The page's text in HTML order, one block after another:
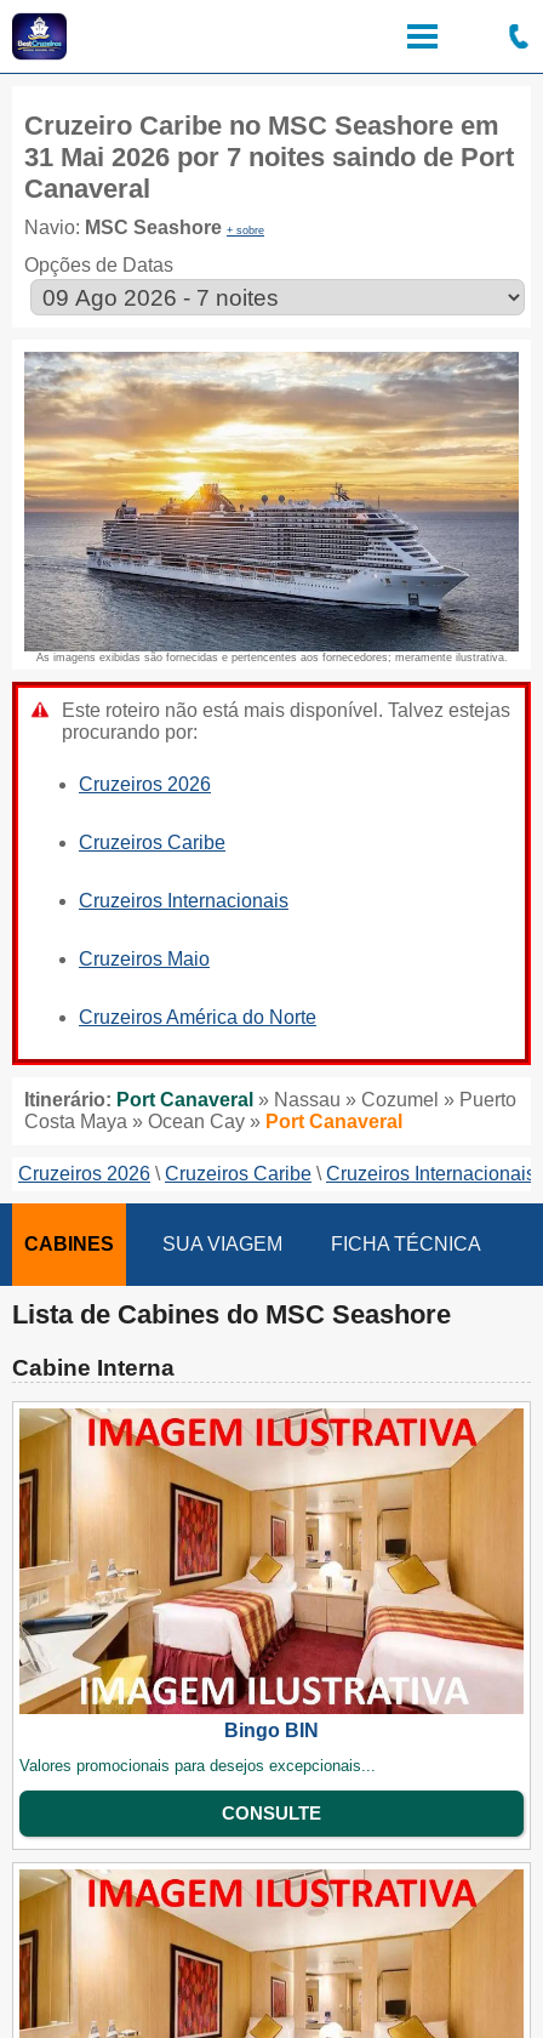
Cruzeiro Caribe no MSC Seashore em
31 Mai 2026 por 7 noites saindo de Port
Canaveral
Navio: MSC Seashore + sobre
Opções de Datas
As imagens exibidas são fornecidas e pertencentes aos fornecedores; meramente ilustrativa.
Este roteiro não está mais disponível. Talvez estejas
procurando por:
Cruzeiros 2026
Cruzeiros Caribe
Cruzeiros Internacionais
Cruzeiros Maio
Cruzeiros América do Norte
Itinerário: Port Canaveral » Nassau » Cozumel » Puerto
Costa Maya » Ocean Cay » Port Canaveral
Cruzeiros 2026 Cruzeiros Caribe Cruzeiros Internacionais
CABINES SUA VIAGEM FICHA TÉCNICA
Lista de Cabines do MSC Seashore
Cabine Interna
Bingo BIN
Valores promocionais para desejos excepcionais...
CONSULTE